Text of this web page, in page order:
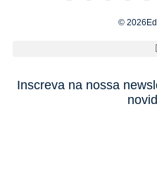
©
Inscreva na nossa